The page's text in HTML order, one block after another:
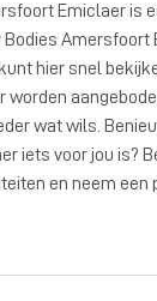
Emiclaer is
Amersfoort
hier snel
wat wils.
iets voor jou is?
en neem een